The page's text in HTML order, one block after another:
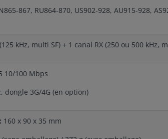
867, RU864-870, US902-928, AU915-928,
kHz, multi SF) + 1 canal RX (250 ou 500 kHz,
10/100 Mbps
dongle 3G/4G (en option)
160 x 90 x 35 mm